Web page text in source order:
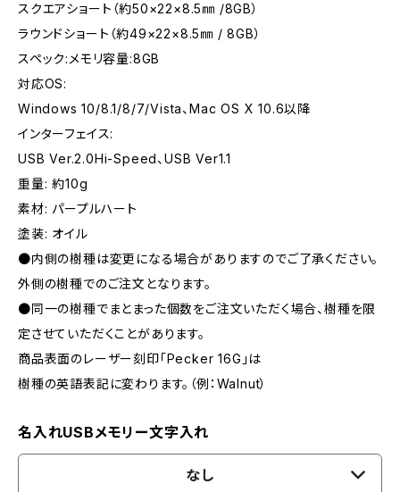
スクエアショート（約50×22×8.5㎜ /8GB）
ラウンドショート（約49×22×8.5㎜ / 8GB）
スペック:メモリ容量:8GB
対応OS:
Windows 10/8.1/8/7/Vista、Mac OS X 10.6以降
インターフェイス:
USB Ver.2.0Hi-Speed、USB Ver1.1
重量: 約10g
素材: パープルハート
塗装: オイル
●内側の樹種は変更になる場合がありますのでご了承ください。
外側の樹種でのご注文となります。
●同一の樹種でまとまった個数をご注文いただく場合、樹種を限
定させていただくことがあります。
商品表面のレーザー刻印「Pecker 16G」は
樹種の英語表記に変わります。（例：Walnut）
名入れUSBメモリー文字入れ
なし